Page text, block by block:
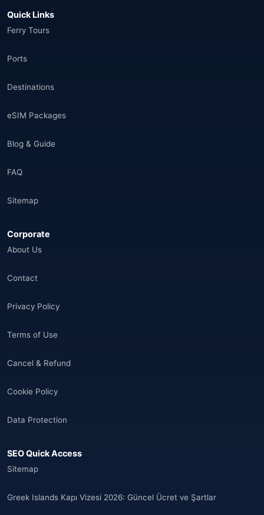
Quick Links
Ferry Tours
Ports
Destinations
eSIM Packages
Blog & Guide
FAQ
Sitemap
Corporate
About Us
Contact
Privacy Policy
Terms of Use
Cancel & Refund
Cookie Policy
Data Protection
SEO Quick Access
Sitemap
Greek Islands Kapı Vizesi 2026: Güncel Ücret ve Şartlar